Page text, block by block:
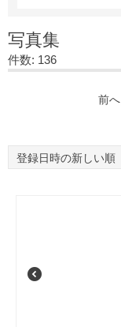
写真集
件数: 136
前へ
登録日時の新しい順